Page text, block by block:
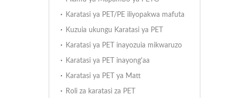
Karatasi ya PET/PE iliyopakwa mafuta
Kuzuia ukungu Karatasi ya PET
Karatasi ya PET inayozuia mikwaruzo
Karatasi ya PET inayong'aa
Karatasi ya PET ya Matt
Roli za karatasi za PET